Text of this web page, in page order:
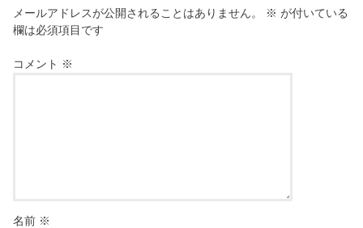
メールアドレスが公開されることはありません。 ※ が付いている
欄は必須項目です
コメント ※
名前 ※